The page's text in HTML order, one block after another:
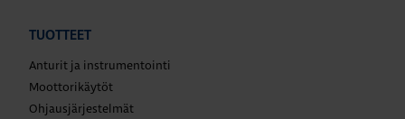
TUOTTEET
Anturit ja instrumentointi
Moottorikäytöt
Ohjausjärjestelmät